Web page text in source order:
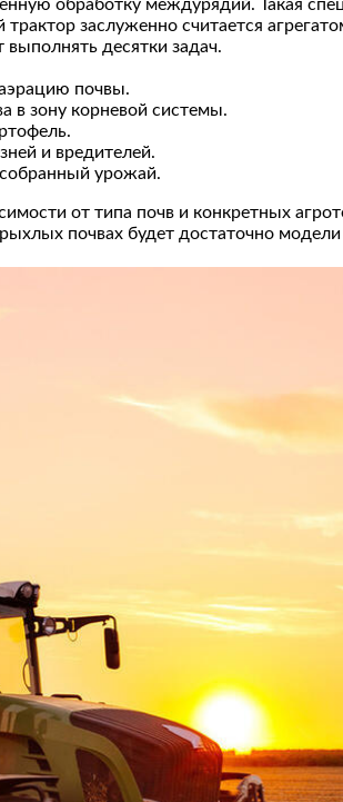
обработку междурядий. Такая
заслуженно считается
десятки задач.
почвы.
в зону корневой системы.
и вредителей.
урожай.
от типа почв и конкретных
почвах будет достаточно